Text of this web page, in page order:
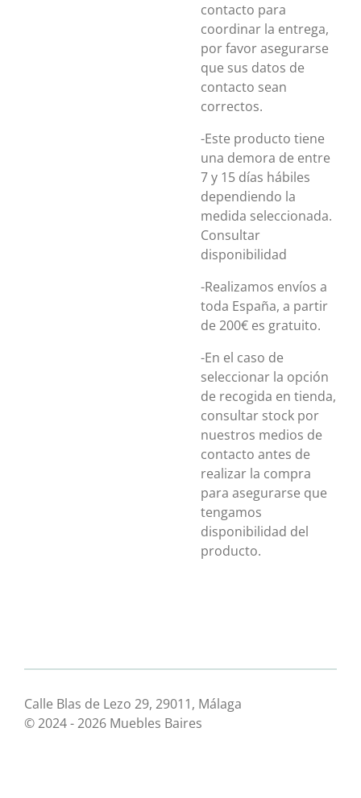
contacto para
coordinar la entrega,
por favor asegurarse
que sus datos de
contacto sean
correctos.
-Este producto tiene
una demora de entre
7 y 15 días hábiles
dependiendo la
medida seleccionada.
Consultar
disponibilidad
-Realizamos envíos a
toda España, a partir
de 200€ es gratuito.
-En el caso de
seleccionar la opción
de recogida en tienda,
consultar stock por
nuestros medios de
contacto antes de
realizar la compra
para asegurarse que
tengamos
disponibilidad del
producto.
Calle Blas de Lezo 29, 29011, Málaga
© 2024 - 2026 Muebles Baires